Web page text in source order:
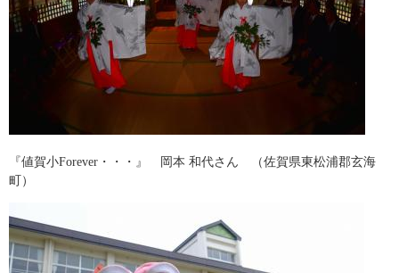
『値賀小Forever・・・』 岡本 和代さん （佐賀県東松浦郡玄海
町）